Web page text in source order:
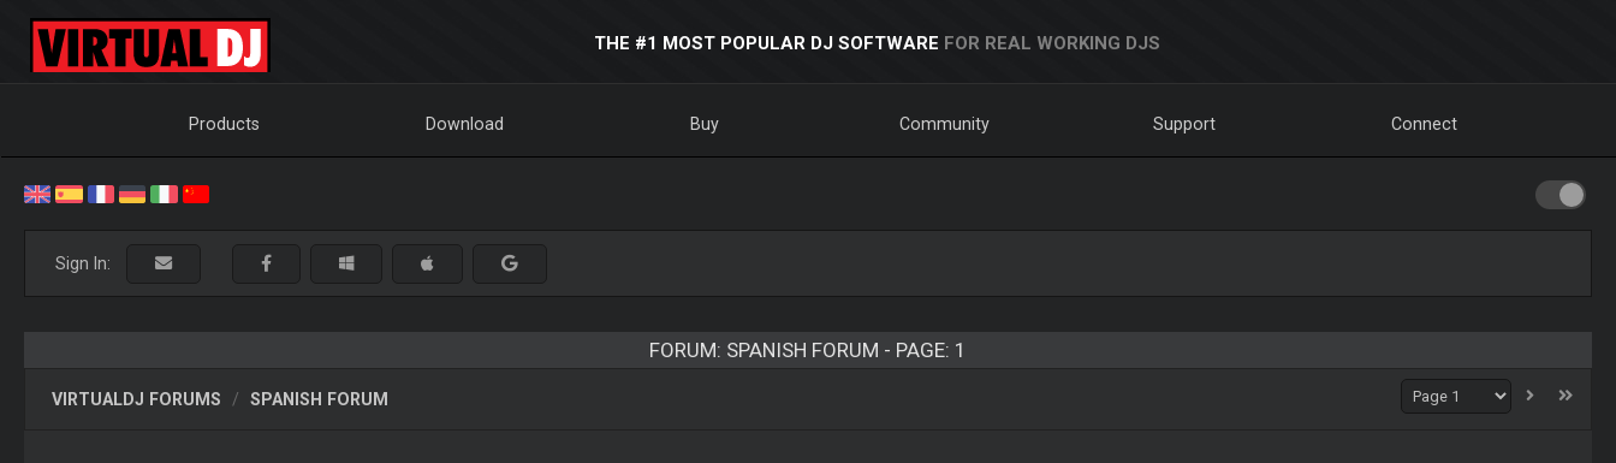
THE #1 MOST POPULAR DJ SOFTWARE FOR REAL WORKING DJS
Products Download Buy Community Support Connect
Sign In:
FORUM: SPANISH FORUM - PAGE: 1
VIRTUALDJ FORUMS SPANISH FORUM